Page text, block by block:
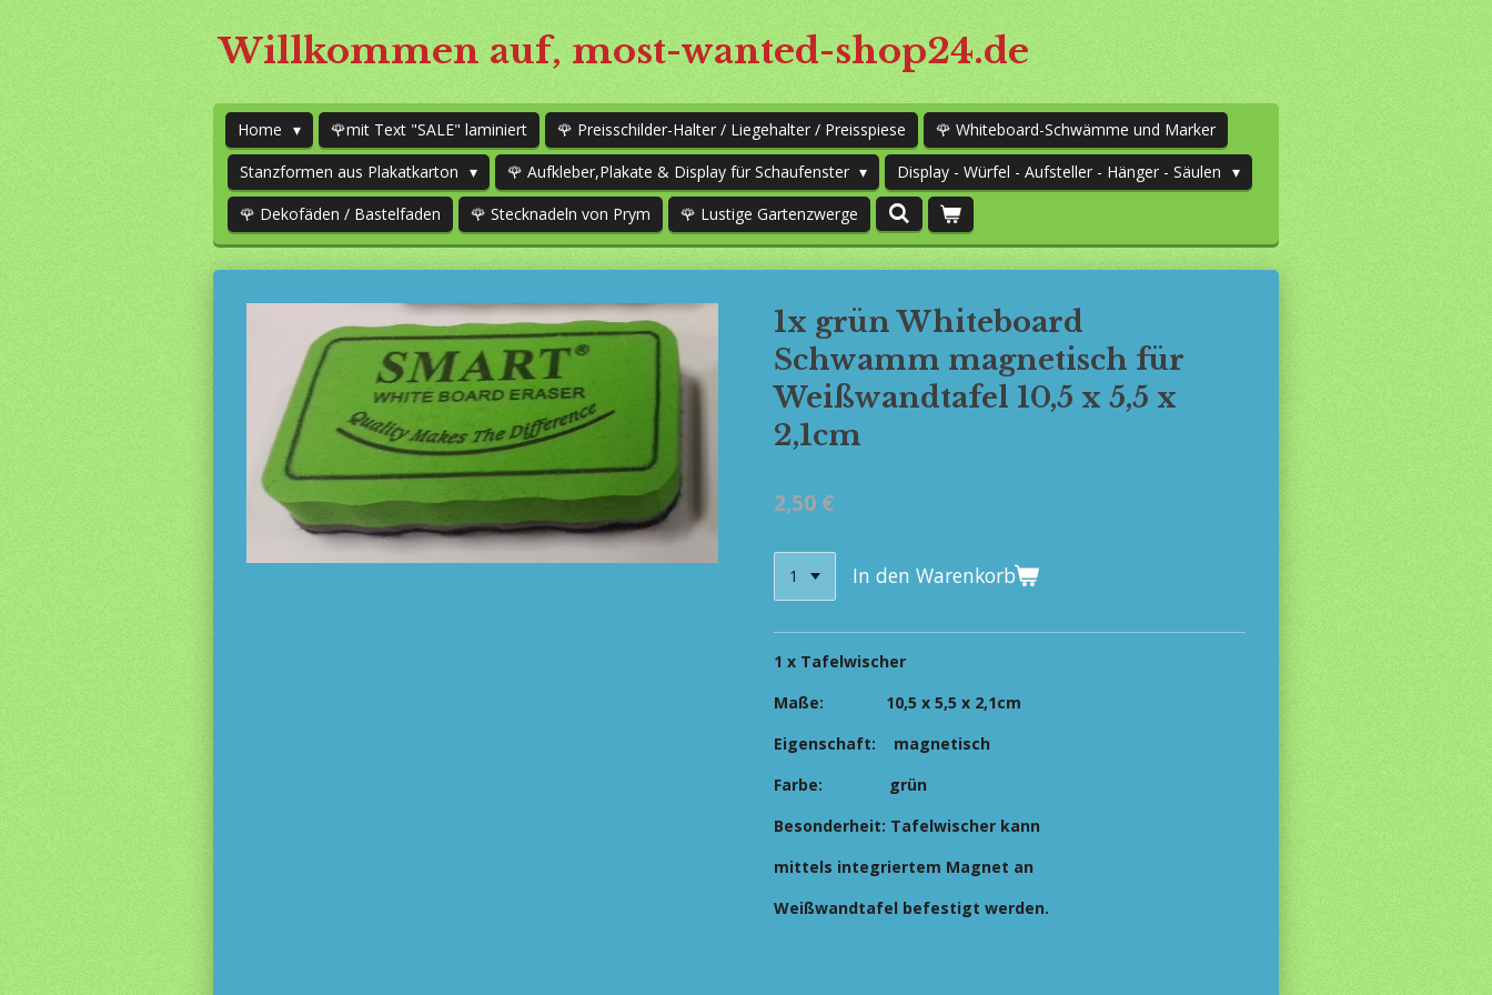
Willkommen auf, most-wanted-shop24.de
Home 🌹mit Text "SALE" laminiert 🌹 Preisschilder-Halter / Liegehalter / Preisspiese
🌹 Whiteboard-Schwämme und Marker
Stanzformen aus Plakatkarton
🌹 Aufkleber,Plakate & Display für Schaufenster
Display - Würfel - Aufsteller - Hänger - Säulen
🌹 Dekofäden / Bastelfaden
🌹 Stecknadeln von Prym 🌹 Lustige Gartenzwerge
1x grün Whiteboard
Schwamm magnetisch für
Weißwandtafel 10,5 x 5,5 x
2,1cm
2,50 €
In den Warenkorb
1 x Tafelwischer
Maße:
10,5 x 5,5 x 2,1cm
Eigenschaft:
magnetisch
Farbe:
grün
Besonderheit: Tafelwischer kann
mittels integriertem Magnet an
Weißwandtafel befestigt werden.